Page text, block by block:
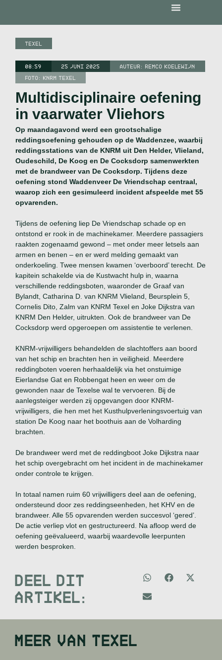
TEXEL
08:59 25 JUNI 2025 AUTEUR:REMCO KOELEWIJN
FOTO: KNRM TEXEL
Multidisciplinaire oefening
in vaarwater Vliehors
Op maandagavond werd een grootschalige
reddingsoefening gehouden op de Waddenzee, waarbij
reddingsstations van de KNRM uit Den Helder, Vlieland,
Oudeschild, De Koog en De Cocksdorp samenwerkten
met de brandweer van De Cocksdorp. Tijdens deze
oefening stond Waddenveer De Vriendschap centraal,
waarop zich een gesimuleerd incident afspeelde met 55
opvarenden.
Tijdens de oefening liep De Vriendschap schade op en
ontstond er rook in de machinekamer. Meerdere passagiers
raakten zogenaamd gewond – met onder meer letsels aan
armen en benen – en er werd melding gemaakt van
onderkoeling. Twee mensen kwamen ‘overboord’ terecht. De
kapitein schakelde via de Kustwacht hulp in, waarna
verschillende reddingsboten, waaronder de Graaf van
Bylandt, Catharina D. van KNRM Vlieland, Beursplein 5,
Cornelis Dito, Zalm van KNRM Texel en Joke Dijkstra van
KNRM Den Helder, uitrukten. Ook de brandweer van De
Cocksdorp werd opgeroepen om assistentie te verlenen.
KNRM-vrijwilligers behandelden de slachtoffers aan boord
van het schip en brachten hen in veiligheid. Meerdere
reddingboten voeren herhaaldelijk via het onstuimige
Eierlandse Gat en Robbengat heen en weer om de
gewonden naar de Texelse wal te vervoeren. Bij de
aanlegsteiger werden zij opgevangen door KNRM-
vrijwilligers, die hen met het Kusthulpverleningsvoertuig van
station De Koog naar het boothuis aan de Volharding
brachten.
De brandweer werd met de reddingboot Joke Dijkstra naar
het schip overgebracht om het incident in de machinekamer
onder controle te krijgen.
In totaal namen ruim 60 vrijwilligers deel aan de oefening,
ondersteund door zes reddingseenheden, het KHV en de
brandweer. Alle 55 opvarenden werden succesvol ‘gered’.
De actie verliep vlot en gestructureerd. Na afloop werd de
oefening geëvalueerd, waarbij waardevolle leerpunten
werden besproken.
DEEL DIT
ARTIKEL:
MEER VANTEXEL